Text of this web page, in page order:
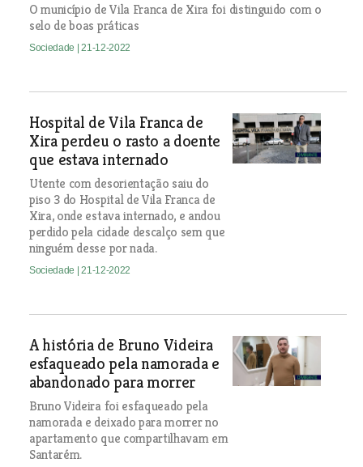
O município de Vila Franca de Xira foi distinguido com o
selo de boas práticas
Sociedade | 21-12-2022
Hospital de Vila Franca de
Xira perdeu o rasto a doente
que estava internado
Utente com desorientação saiu do
piso 3 do Hospital de Vila Franca de
Xira, onde estava internado, e andou
perdido pela cidade descalço sem que
ninguém desse por nada.
Sociedade | 21-12-2022
A história de Bruno Videira
esfaqueado pela namorada e
abandonado para morrer
Bruno Videira foi esfaqueado pela
namorada e deixado para morrer no
apartamento que compartilhavam em
Santarém.